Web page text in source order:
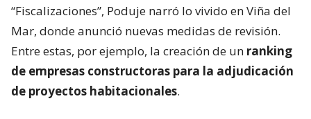
“Fiscalizaciones”, Poduje narró lo vivido en Viña del
Mar, donde anunció nuevas medidas de revisión.
Entre estas, por ejemplo, la creación de un ranking
de empresas constructoras para la adjudicación
de proyectos habitacionales.